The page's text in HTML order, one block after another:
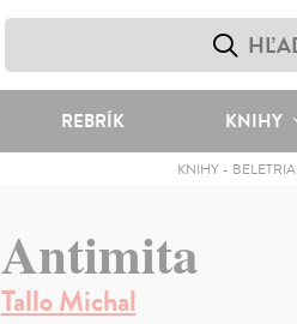
REBRÍK KNIHY
KNIHY - BELETRIA
Antimita
Tallo Michal